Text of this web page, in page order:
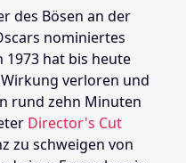
des Bösen an der
nominiertes
1973 hat bis heute
verloren und
rund zehn Minuten
Director's Cut
zu schweigen von